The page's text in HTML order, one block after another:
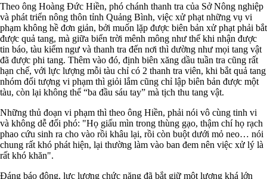
Theo ông Hoàng Đức Hiền, phó chánh thanh tra của Sở Nông nghiệp
và phát triển nông thôn tỉnh Quảng Bình, việc xử phạt những vụ vi
phạm không hề đơn giản, bởi muốn lặp được biên bản xử phạt phải bắt
được quả tang, mà giữa biển trời mênh mông như thế khi nhận được
tin báo, tàu kiểm ngư và thanh tra đến nơi thì dường như mọi tang vật
đã được phi tang. Thêm vào đó, định biên xăng dầu tuần tra cũng rất
hạn chế, với lực lượng mỗi tàu chỉ có 2 thanh tra viên, khi bắt quả tang
nhóm đối tượng vi phạm thì giỏi lắm cũng chỉ lập biên bản được một
tàu, còn lại không thể “ba đầu sáu tay” mà tịch thu tang vật.
Những thủ đoạn vi phạm thì theo ông Hiền, phải nói vô cùng tinh vi
và không dễ đối phó: "Họ giấu mìn trong thùng gạo, thậm chí họ rạch
phao cứu sinh ra cho vào rồi khâu lại, rồi còn buột dưới mỏ neo… nói
chung rất khó phát hiện, lại thường làm vào ban đem nên việc xử lý là
rất khó khăn".
Đáng báo động, lực lượng chức năng đã bắt giữ một lượng khá lớn